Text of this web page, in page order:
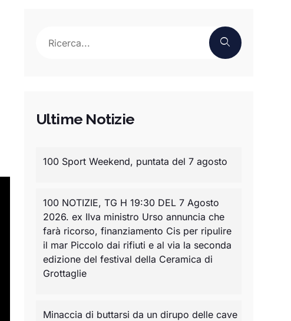
Ultime Notizie
100 Sport Weekend, puntata del 7 agosto
100 NOTIZIE, TG H 19:30 DEL 7 Agosto
2026. ex Ilva ministro Urso annuncia che
farà ricorso, finanziamento Cis per ripulire
il mar Piccolo dai rifiuti e al via la seconda
edizione del festival della Ceramica di
Grottaglie
Minaccia di buttarsi da un dirupo delle cave